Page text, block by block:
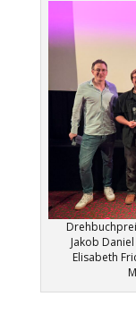
Jakob
Elisabeth